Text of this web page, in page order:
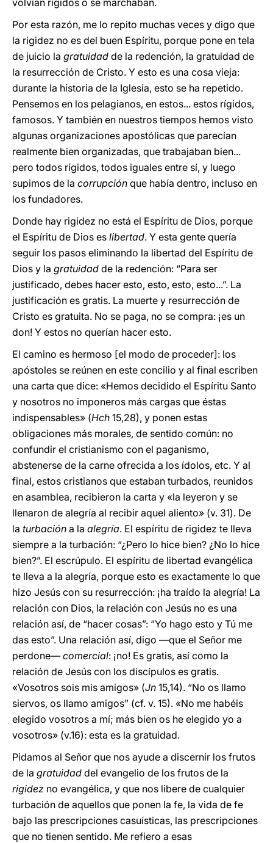
volvían rígidos o se marchaban.
Por esta razón, me lo repito muchas veces y digo que
la rigidez no es del buen Espíritu, porque pone en tela
de juicio la gratuidad de la redención, la gratuidad de
la resurrección de Cristo. Y esto es una cosa vieja:
durante la historia de la Iglesia, esto se ha repetido.
Pensemos en los pelagianos, en estos... estos rígidos,
famosos. Y también en nuestros tiempos hemos visto
algunas organizaciones apostólicas que parecían
realmente bien organizadas, que trabajaban bien...
pero todos rígidos, todos iguales entre sí, y luego
supimos de la corrupción que había dentro, incluso en
los fundadores.
Donde hay rigidez no está el Espíritu de Dios, porque
el Espíritu de Dios es libertad. Y esta gente quería
seguir los pasos eliminando la libertad del Espíritu de
Dios y la gratuidad de la redención: “Para ser
justificado, debes hacer esto, esto, esto, esto...”. La
justificación es gratis. La muerte y resurrección de
Cristo es gratuita. No se paga, no se compra: ¡es un
don! Y estos no querían hacer esto.
El camino es hermoso [el modo de proceder]: los
apóstoles se reúnen en este concilio y al final escriben
una carta que dice: «Hemos decidido el Espíritu Santo
y nosotros no imponeros más cargas que éstas
indispensables» (Hch 15,28), y ponen estas
obligaciones más morales, de sentido común: no
confundir el cristianismo con el paganismo,
abstenerse de la carne ofrecida a los ídolos, etc. Y al
final, estos cristianos que estaban turbados, reunidos
en asamblea, recibieron la carta y «la leyeron y se
llenaron de alegría al recibir aquel aliento» (v. 31). De
la turbación a la alegría. El espíritu de rigidez te lleva
siempre a la turbación: “¿Pero lo hice bien? ¿No lo hice
bien?”. El escrúpulo. El espíritu de libertad evangélica
te lleva a la alegría, porque esto es exactamente lo que
hizo Jesús con su resurrección: ¡ha traído la alegría! La
relación con Dios, la relación con Jesús no es una
relación así, de “hacer cosas”: “Yo hago esto y Tú me
das esto”. Una relación así, digo —que el Señor me
perdone— comercial: ¡no! Es gratis, así como la
relación de Jesús con los discípulos es gratis.
«Vosotros sois mis amigos» (Jn 15,14). “No os llamo
siervos, os llamo amigos” (cf. v. 15). «No me habéis
elegido vosotros a mí; más bien os he elegido yo a
vosotros» (v.16): esta es la gratuidad.
Pidamos al Señor que nos ayude a discernir los frutos
de la gratuidad del evangelio de los frutos de la
rigidez no evangélica, y que nos libere de cualquier
turbación de aquellos que ponen la fe, la vida de fe
bajo las prescripciones casuísticas, las prescripciones
que no tienen sentido. Me refiero a esas